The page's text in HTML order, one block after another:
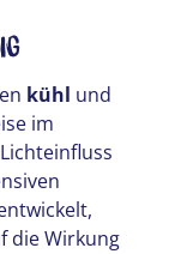
kühl und
im
die Wirkung